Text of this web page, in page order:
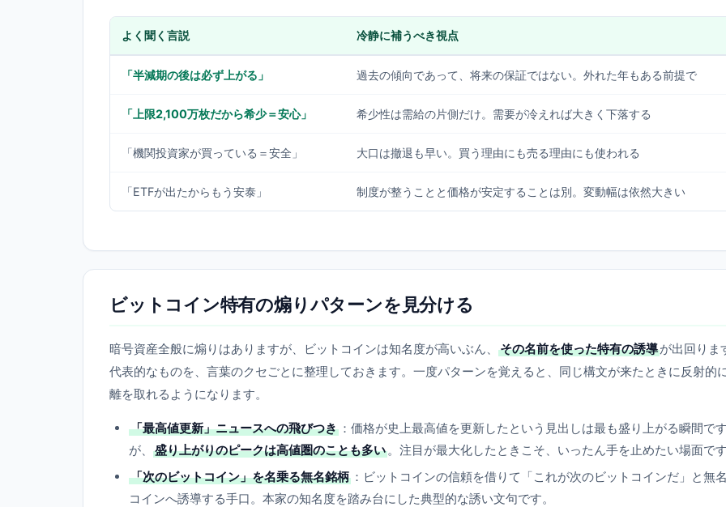
よく聞く言説 冷静に補うべき視点
「半減期の後は必ず上がる」 過去の傾向であって、将来の保証ではない。外れた年もある前提で
「上限2,100万枚だから希少＝安心」 希少性は需給の片側だけ。需要が冷えれば大きく下落する
「機関投資家が買っている＝安全」 大口は撤退も早い。買う理由にも売る理由にも使われる
「ETFが出たからもう安泰」 制度が整うことと価格が安定することは別。変動幅は依然大きい
ビットコイン特有の煽りパターンを見分ける
暗号資産全般に煽りはありますが、ビットコインは知名度が高いぶん、 その名前を使った特有の誘導が出回りま
代表的なものを、言葉のクセごとに整理しておきます。一度パターンを覚えると、同じ構文が来たときに反射的
離を取れるようになります。
「最高値更新」ニュースへの飛びつき ：価格が史上最高値を更新したという見出しは最も盛り上がる瞬間です
が、
盛り上がりのピークは高値圏のことも多い。注目が最大化したときこそ、いったん手を止めたい場面です
「次のビットコイン」を名乗る無名銘柄 ：ビットコインの信頼を借りて「これが次のビットコインだ」と無
コインへ誘導する手口。本家の知名度を踏み台にした典型的な誘い文句です。